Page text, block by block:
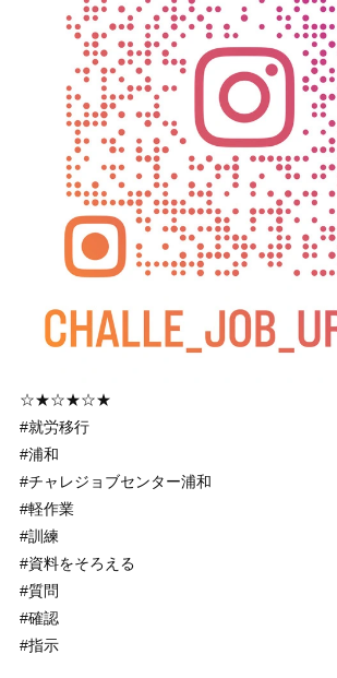
☆★☆★☆★
#就労移行
#浦和
#チャレジョブセンター浦和
#軽作業
#訓練
#資料をそろえる
#質問
#確認
#指示